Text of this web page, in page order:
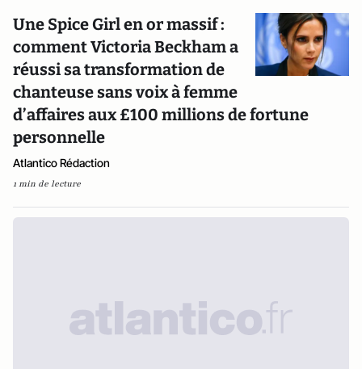
Une Spice Girl en or massif :
comment Victoria Beckham a
réussi sa transformation de
chanteuse sans voix à femme
d’affaires aux £100 millions de fortune
personnelle
Atlantico Rédaction
1 min de lecture